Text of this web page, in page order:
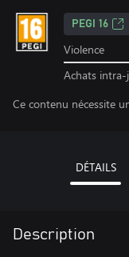
PEGI 16
Violence
Achats intra-
Ce contenu nécessite
DÉTAILS
Description